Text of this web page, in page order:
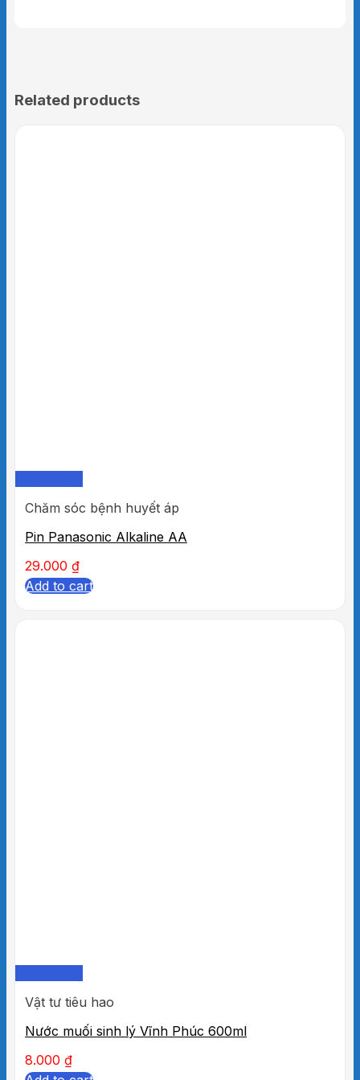
Related products
Chăm sóc bệnh huyết áp
Pin Panasonic Alkaline AA
29.000 ₫
Add to cart
Vật tư tiêu hao
Nước muối sinh lý Vĩnh Phúc 600ml
8.000 ₫